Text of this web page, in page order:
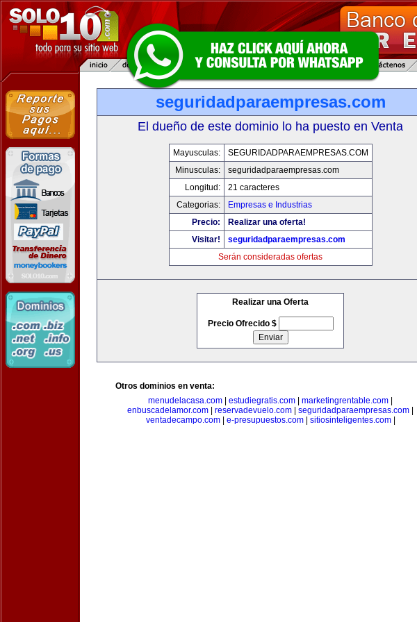
seguridadparaempresas.com
El dueño de este dominio lo ha puesto en Venta
Mayusculas:
SEGURIDADPARAEMPRESAS.COM
Minusculas:
seguridadparaempresas.com
Longitud:
21 caracteres
Categorias:
Empresas e Industrias
Precio:
Realizar una oferta!
Visitar!
seguridadparaempresas.com
Serán consideradas ofertas
Realizar una Oferta
Precio Ofrecido $
Otros dominios en venta:
menudelacasa.com
estudiegratis.com marketingrentable.com
enbuscadelamor.com
reservadevuelo.com seguridadparaempresas.com
ventadecampo.com| e-presupuestos.com| sitiosinteligentes.com|